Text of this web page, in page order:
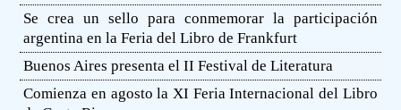
Se crea un sello para conmemorar la participación
argentina en la Feria del Libro de Frankfurt
Buenos Aires presenta el II Festival de Literatura
Comienza en agosto la XI Feria Internacional del Libro